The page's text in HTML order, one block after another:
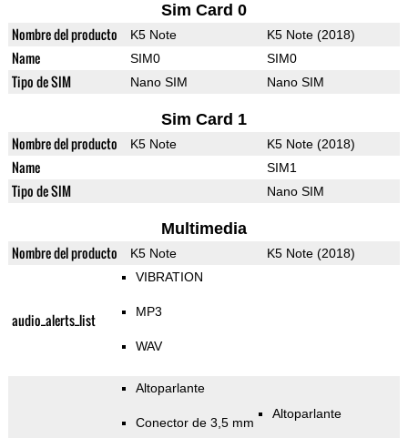
Sim Card 0
Nombre del producto K5 Note K5 Note (2018)
Name SIM0 SIM0
Tipo de SIM Nano SIM Nano SIM
Sim Card 1
Nombre del producto K5 Note K5 Note (2018)
Name SIM1
Tipo de SIM Nano SIM
Multimedia
Nombre del producto K5 Note K5 Note (2018)
audio_alerts_list
VIBRATION
MP3
WAV
Altoparlante
Conector de 3,5 mm
Altoparlante